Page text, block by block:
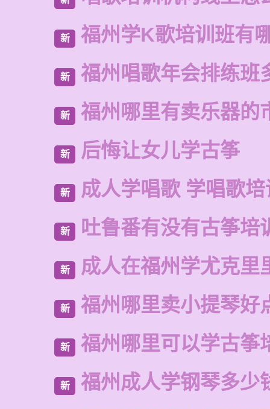
新 福州学K歌培训班有
新 福州唱歌年会排练班
新 福州哪里有卖乐器的
新 后悔让女儿学古筝
新 成人学唱歌 学唱歌
新 吐鲁番有没有古筝培
新 成人在福州学尤克里
新 福州哪里卖小提琴好
新 福州哪里可以学古筝
新 福州成人学钢琴多少